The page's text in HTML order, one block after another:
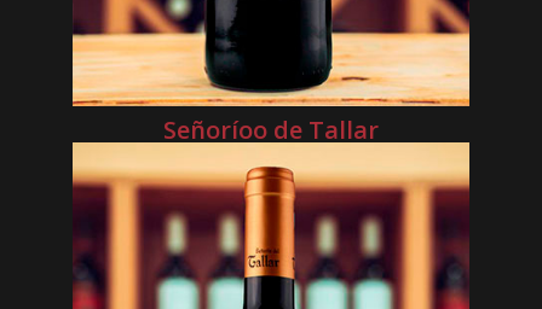
Señoríoo de Tallar